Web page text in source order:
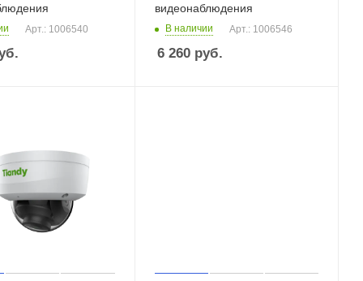
Арт.: 1006540
видеонаблюдения
В наличии Арт.: 1006546
6 260руб.